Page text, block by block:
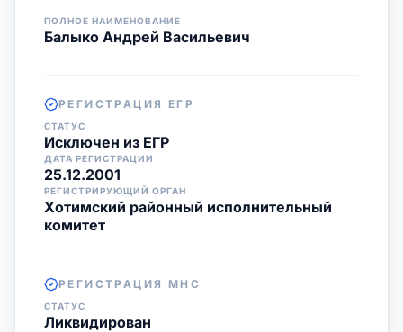
ПОЛНОЕ НАИМЕНОВАНИЕ
Балыко Андрей Васильевич
РЕГИСТРАЦИЯ ЕГР
СТАТУС
Исключен из ЕГР
ДАТА РЕГИСТРАЦИИ
25.12.2001
РЕГИСТРИРУЮЩИЙ ОРГАН
Хотимский районный исполнительный
комитет
РЕГИСТРАЦИЯ МНС
СТАТУС
Ликвидирован